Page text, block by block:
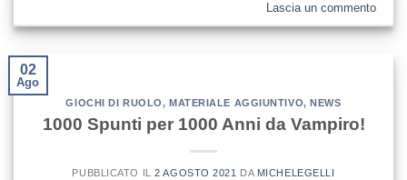
Lascia un commento
02
Ago
GIOCHI DI RUOLO, MATERIALE AGGIUNTIVO,NEWS
1000 Spunti per 1000 Anni da Vampiro!
PUBBLICATO IL2 AGOSTO 2021 DA MICHELEGELLI